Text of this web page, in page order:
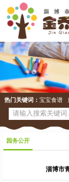
热门关键词： 宝宝食谱
园务公开
淄博市